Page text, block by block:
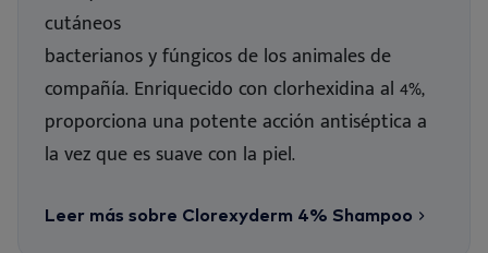
cutáneos
bacterianos y fúngicos de los animales de
compañía. Enriquecido con clorhexidina al 4%,
proporciona una potente acción antiséptica a
la vez que es suave con la piel.
Leer más sobre Clorexyderm 4% Shampoo